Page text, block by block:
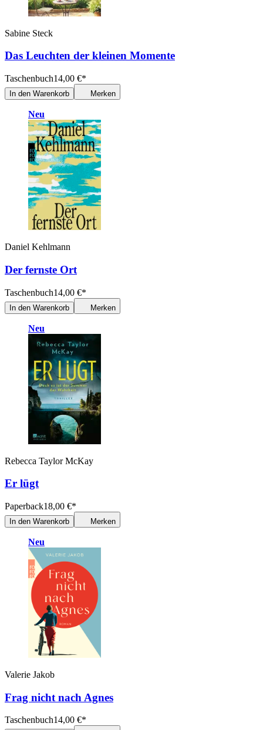
Sabine Steck
Das Leuchten der kleinen Momente
Taschenbuch14,00 €*
In den Warenkorb Merken
Neu
Daniel Kehlmann
Der fernste Ort
Taschenbuch14,00 €*
In den Warenkorb Merken
Neu
Rebecca Taylor McKay
Er lügt
Paperback18,00 €*
In den Warenkorb Merken
Neu
Valerie Jakob
Frag nicht nach Agnes
Taschenbuch14,00 €*